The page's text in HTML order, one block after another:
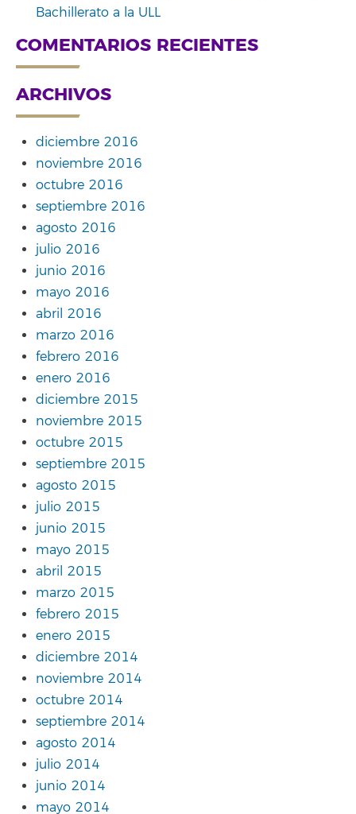
Bachillerato a la ULL
COMENTARIOS RECIENTES
ARCHIVOS
diciembre 2016
noviembre 2016
octubre 2016
septiembre 2016
agosto 2016
julio 2016
junio 2016
mayo 2016
abril 2016
marzo 2016
febrero 2016
enero 2016
diciembre 2015
noviembre 2015
octubre 2015
septiembre 2015
agosto 2015
julio 2015
junio 2015
mayo 2015
abril 2015
marzo 2015
febrero 2015
enero 2015
diciembre 2014
noviembre 2014
octubre 2014
septiembre 2014
agosto 2014
julio 2014
junio 2014
mayo 2014